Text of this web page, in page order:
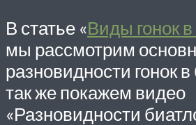
В статье «Виды гонок
мы рассмотрим
разновидности гонок
так же покажем видео
«Разновидности